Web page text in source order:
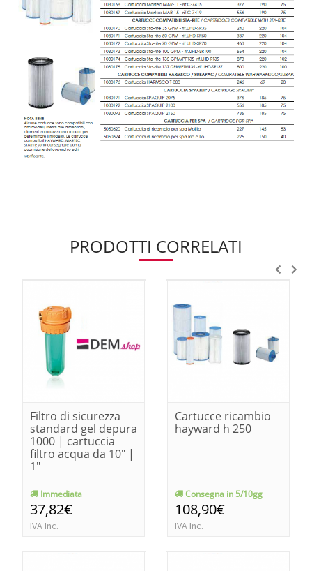
PRODOTTI CORRELATI
Filtro di sicurezza
standard gel depura
1000 | cartuccia
filtro acqua da 10" |
1"
Immediata
37,82€
IVA Inc.
Cartucce ricambio
hayward h 250
Consegna in 5/10gg
108,90€
IVA Inc.